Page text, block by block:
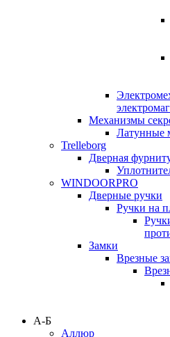
Механизмы
Латунные
Trelleborg
Дверная
WINDOORPRO
Дверные ручки
Ручки на
Замки
Врезные
А-Б
Аллюр